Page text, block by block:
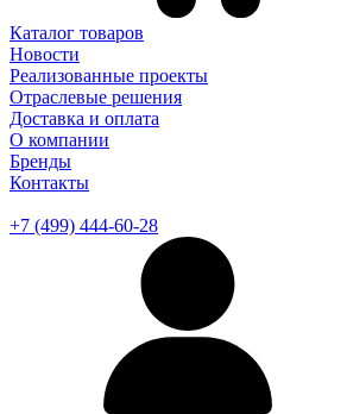
Каталог товаров
Новости
Реализованные проекты
Отраслевые решения
Доставка и оплата
О компании
Бренды
Контакты
+7 (499) 444-60-28